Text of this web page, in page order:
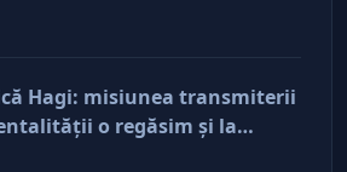
Hagi: misiunea transmiterii
o regăsim şi la